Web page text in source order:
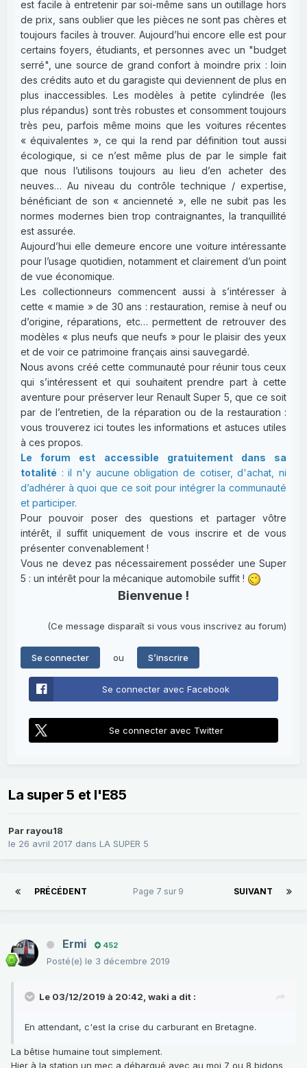
est facile à entretenir par soi-même sans un outillage hors
de prix, sans oublier que les pièces ne sont pas chères et
toujours faciles à trouver. Aujourd’hui encore elle est pour
certains foyers, étudiants, et personnes avec un "budget
serré", une source de grand confort à moindre prix : loin
des crédits auto et du garagiste qui deviennent de plus en
plus inaccessibles. Les modèles à petite cylindrée (les
plus répandus) sont très robustes et consomment toujours
très peu, parfois même moins que les voitures récentes
« équivalentes », ce qui la rend par définition tout aussi
écologique, si ce n’est même plus de par le simple fait
que nous l’utilisons toujours au lieu d’en acheter des
neuves… Au niveau du contrôle technique / expertise,
bénéficiant de son « ancienneté », elle ne subit pas les
normes modernes bien trop contraignantes, la tranquillité
est assurée.
Aujourd’hui elle demeure encore une voiture intéressante
pour l’usage quotidien, notamment et clairement d’un point
de vue économique.
Les collectionneurs commencent aussi à s’intéresser à
cette « mamie » de 30 ans : restauration, remise à neuf ou
d’origine, réparations, etc… permettent de retrouver des
modèles « plus neufs que neufs » pour le plaisir des yeux
et de voir ce patrimoine français ainsi sauvegardé.
Nous avons créé cette communauté pour réunir tous ceux
qui s’intéressent et qui souhaitent prendre part à cette
aventure pour préserver leur Renault Super 5, que ce soit
par de l’entretien, de la réparation ou de la restauration :
vous trouverez ici toutes les informations et astuces utiles
à ces propos.
Le forum est accessible gratuitement dans sa
totalité : il n'y aucune obligation de cotiser, d'achat, ni
d’adhérer à quoi que ce soit pour intégrer la communauté
et participer.
Pour pouvoir poser des questions et partager vôtre
intérêt, il suffit uniquement de vous inscrire et de vous
présenter convenablement !
Vous ne devez pas nécessairement posséder une Super
5 : un intérêt pour la mécanique automobile suffit !
Bienvenue !
(Ce message disparaît si vous vous inscrivez au forum)
Se connecter ou S’inscrire
Se connecter avec Facebook
Se connecter avec Twitter
La super 5 et l'E85
Par rayou18
le 26 avril 2017 dans LA SUPER 5
PRÉCÉDENT SUIVANT
Page 7 sur 9
Ermi 452
Posté(e) le 3 décembre 2019
Le 03/12/2019 à 20:42, waki a dit :
En attendant, c'est la crise du carburant en Bretagne.
La bêtise humaine tout simplement.
Hier à la station un mec a débarqué avec au moi 7 ou 8 bidons